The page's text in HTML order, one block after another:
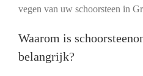
vegen van uw schoorsteen in
Waarom is
belangrijk?